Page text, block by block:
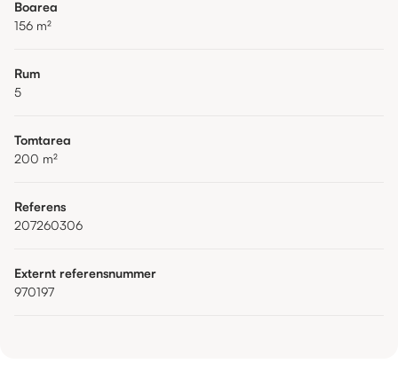
Boarea
156 m²
Rum
5
Tomtarea
200 m²
Referens
207260306
Externt referensnummer
970197